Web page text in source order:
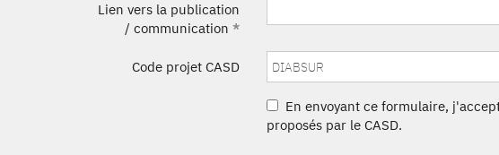
Lien vers la publication
/ communication *
Code projet CASD
En envoyant ce formulaire,
proposés par le CASD.